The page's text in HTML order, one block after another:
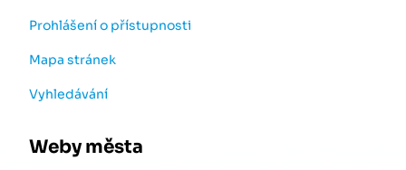
Prohlášení o přístupnosti
Mapa stránek
Vyhledávání
Weby města